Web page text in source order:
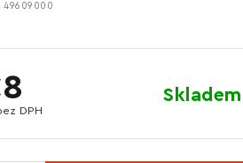
49609000
DPH
Skladem